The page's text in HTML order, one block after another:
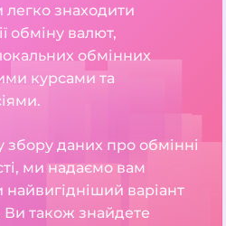
знаходити
обміну валют,
обмінних
курсами та
даних про обмінні
ми надаємо вам
варіант
Ви також знайдете